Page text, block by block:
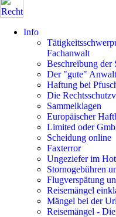
Info
Fachanwalt
Beschreibung der
Der "gute" Anwalt
Haftung bei
Die
Sammelklagen
Europäischer
Limited oder
Scheidung online
Faxterror
Ungeziefer im
Stornogebühren
Flugverspätung
Reisemängel
Mängel bei der
Reisemängel -